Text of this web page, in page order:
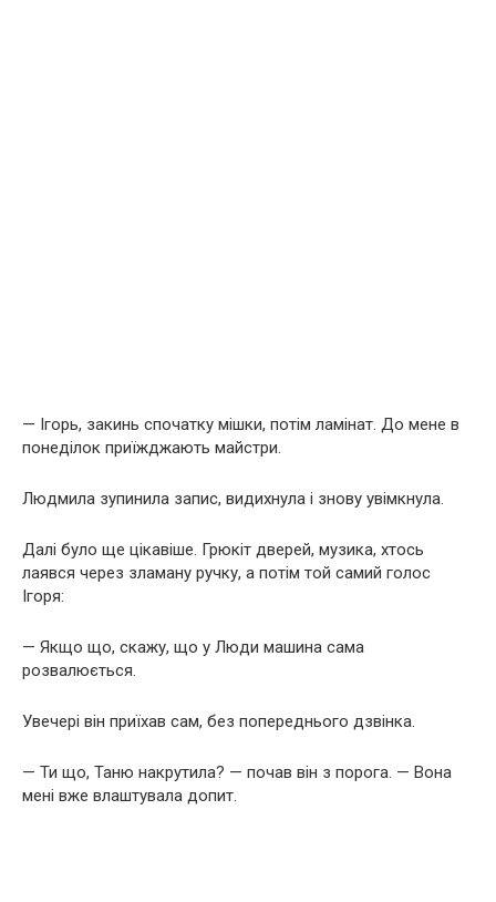
— Ігорь, закинь спочатку мішки, потім ламінат. До мене в
понеділок приїжджають майстри.
Людмила зупинила запис, видихнула і знову увімкнула.
Далі було ще цікавіше. Грюкіт дверей, музика, хтось
лаявся через зламану ручку, а потім той самий голос
Ігоря:
— Якщо що, скажу, що у Люди машина сама
розвалюється.
Увечері він приїхав сам, без попереднього дзвінка.
— Ти що, Таню накрутила? — почав він з порога. — Вона
мені вже влаштувала допит.